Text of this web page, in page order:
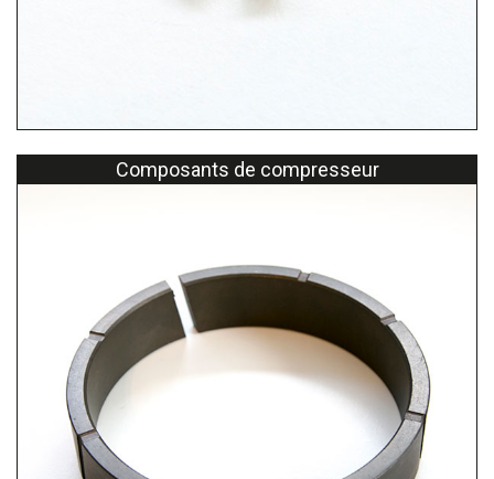
Composants de compresseur